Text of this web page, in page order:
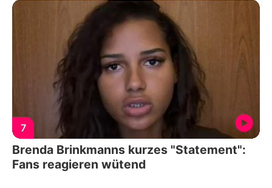
7
Brenda Brinkmanns kurzes "Statement":
Fans reagieren wütend